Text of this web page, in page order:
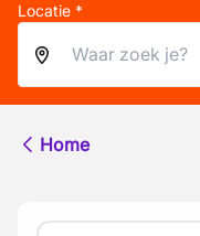
Locatie *
Home